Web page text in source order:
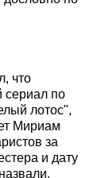
что
сериал по
лотос",
Мириам
за
и дату